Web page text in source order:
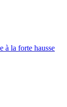
à la forte hausse